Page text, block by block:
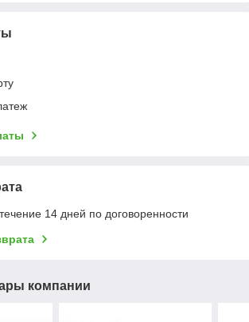
14 дней по договоренности
компании